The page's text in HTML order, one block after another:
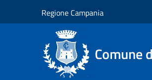
Regione Campania
Comune